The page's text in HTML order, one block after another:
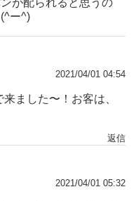
が配られると思うの
ー^)
2021/04/01 04:54
ました〜！お客は、
返信
2021/04/01 05:32